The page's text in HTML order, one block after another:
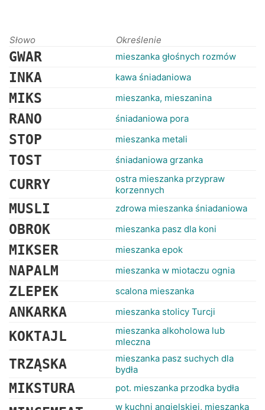
Słowo Określenie
GWAR mieszanka głośnych rozmów
INKA kawa śniadaniowa
MIKS mieszanka, mieszanina
RANO śniadaniowa pora
STOP mieszanka metali
TOST śniadaniowa grzanka
CURRY
ostra mieszanka przypraw
korzennych
MUSLI zdrowa mieszanka śniadaniowa
OBROK mieszanka pasz dla koni
MIKSER mieszanka epok
NAPALM mieszanka w miotaczu ognia
ZLEPEK scalona mieszanka
ANKARKA mieszanka stolicy Turcji
KOKTAJL
mieszanka alkoholowa lub
mleczna
TRZĄSKA
mieszanka pasz suchych dla
bydła
MIKSTURA pot. mieszanka przodka bydła
w kuchni angielskiej, mieszanka